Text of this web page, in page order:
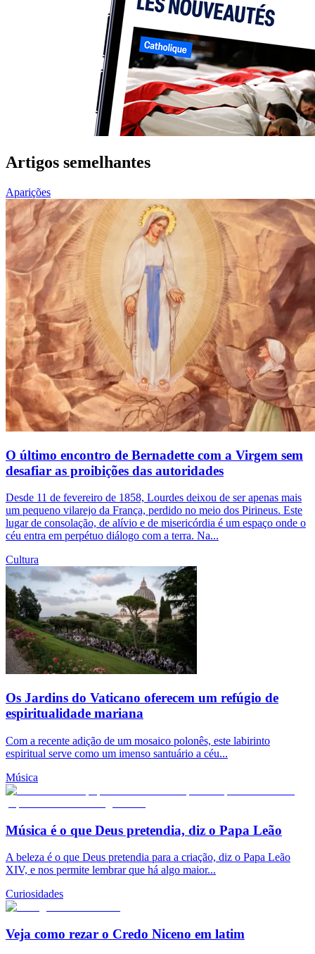
Artigos semelhantes
Aparições
O último encontro de Bernadette com a Virgem sem
desafiar as proibições das autoridades
Desde 11 de fevereiro de 1858, Lourdes deixou de ser apenas mais
um pequeno vilarejo da França, perdido no meio dos Pirineus. Este
lugar de consolação, de alívio e de misericórdia é um espaço onde o
céu entra em perpétuo diálogo com a terra. Na...
Cultura
Os Jardins do Vaticano oferecem um refúgio de
espiritualidade mariana
Com a recente adição de um mosaico polonês, este labirinto
espiritual serve como um imenso santuário a céu...
Música
Música é o que Deus pretendia, diz o Papa Leão
A beleza é o que Deus pretendia para a criação, diz o Papa Leão
XIV, e nos permite lembrar que há algo maior...
Curiosidades
Veja como rezar o Credo Niceno em latim